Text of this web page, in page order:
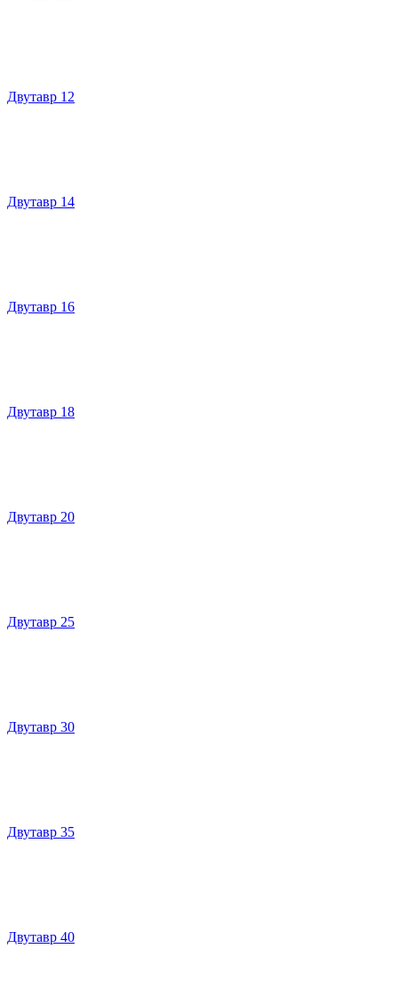
Двутавр 12
Двутавр 14
Двутавр 16
Двутавр 18
Двутавр 20
Двутавр 25
Двутавр 30
Двутавр 35
Двутавр 40